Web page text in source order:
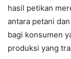
hasil petikan
antara petani
bagi konsumen
produksi yang